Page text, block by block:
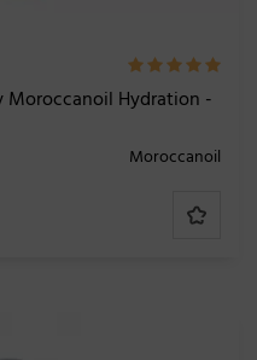
Moroccanoil Hydration -
Moroccanoil